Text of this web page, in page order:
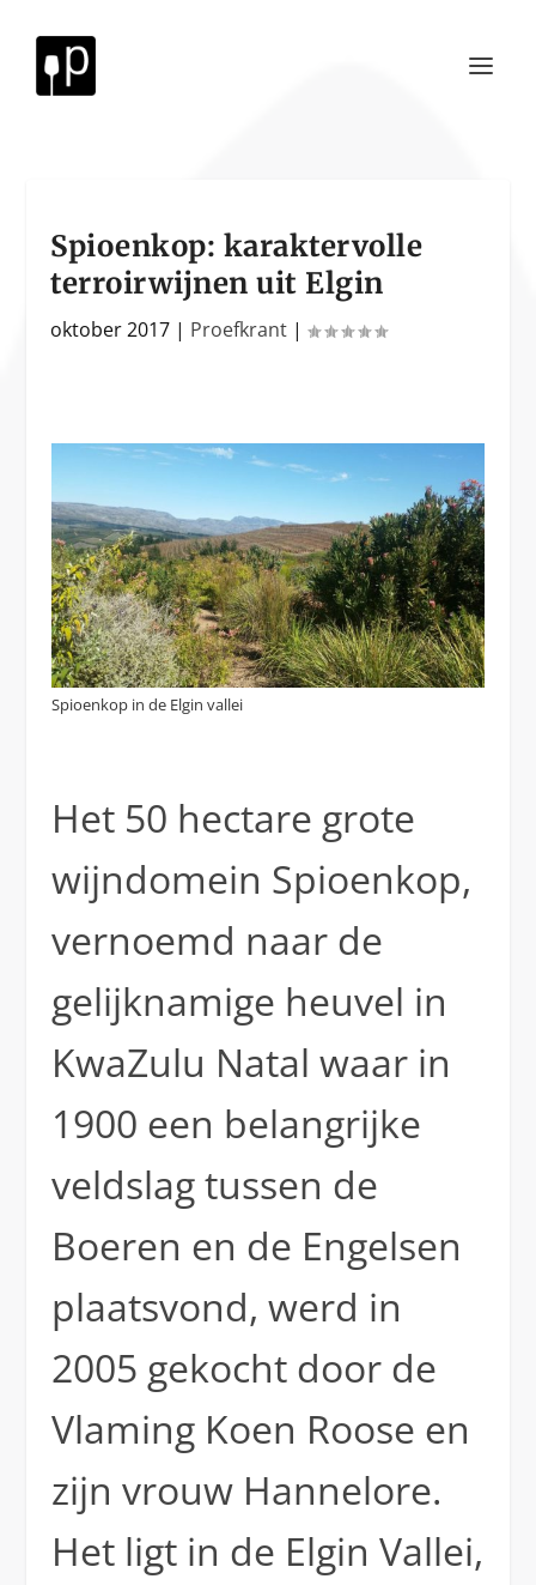
Spioenkop: karaktervolle
terroirwijnen uit Elgin
oktober 2017 | Proefkrant |
Spioenkop in de Elgin vallei
Het 50 hectare grote
wijndomein Spioenkop,
vernoemd naar de
gelijknamige heuvel in
KwaZulu Natal waar in
1900 een belangrijke
veldslag tussen de
Boeren en de Engelsen
plaatsvond, werd in
2005 gekocht door de
Vlaming Koen Roose en
zijn vrouw Hannelore.
Het ligt in de Elgin Vallei,